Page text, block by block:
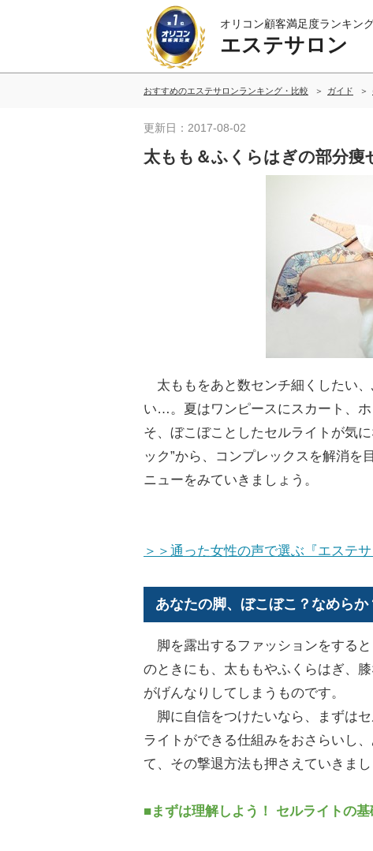
オリコン顧客満足度ランキン
エステサロン
おすすめのエステサロンランキング・比較 ガイド
更新日：2017-08-02
太もも＆ふくらはぎの部分痩
太ももをあと数センチ細くしたい
い…。夏はワンピースにスカート、
そ、ぼこぼことしたセルライトが気
ック”から、コンプレックスを解消を
ニューをみていきましょう。
＞＞通った女性の声で選ぶ『エステサ
あなたの脚、ぼこぼこ？なめら
脚を露出するファッションをする
のときにも、太ももやふくらはぎ、
がげんなりしてしまうものです。
脚に自信をつけたいなら、まずは
ライトができる仕組みをおさらいし
て、その撃退方法も押さえていきまし
■まずは理解しよう！ セルライトの